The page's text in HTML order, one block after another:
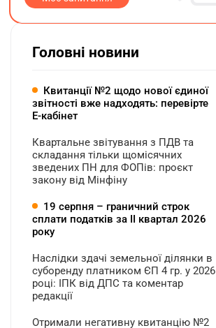
Головні новини
Квитанції №2 щодо нової єдиної
звітності вже надходять: перевірте
Е-кабінет
Квартальне звітування з ПДВ та
складання тільки щомісячних
зведених ПН для ФОПів: проєкт
закону від Мінфіну
19 серпня – граничний строк
сплати податків за ІI квартал 2026
року
Наслідки здачі земельної ділянки в
суборенду платником ЄП 4 гр. у 2026
році: ІПК від ДПС та коментар
редакції
Отримали негативну квитанцію №2